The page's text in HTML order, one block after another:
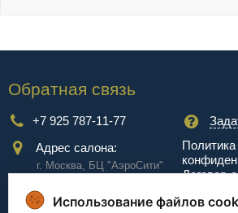
Обратная связь
+7 925 787-11-77
Адрес салона:
г. Москва, БЦ "АэроCити"
Куркинское ш., стр.2, 17
этаж
Политика
Договор-
Использование файлов